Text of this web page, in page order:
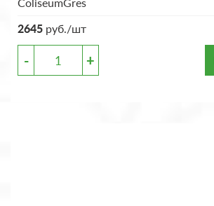
2645 руб./шт
- +